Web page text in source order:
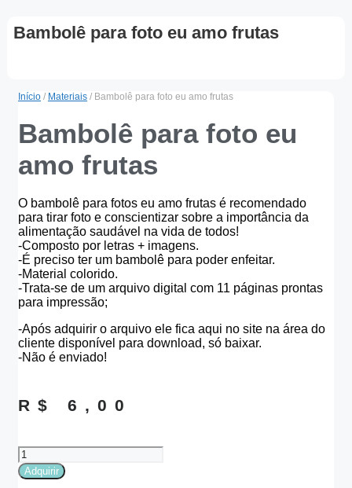
Bambolê para foto eu amo frutas
Início / Materiais / Bambolê para foto eu amo frutas
Bambolê para foto eu
amo frutas
O bambolê para fotos eu amo frutas é recomendado
para tirar foto e conscientizar sobre a importância da
alimentação saudável na vida de todos!
-Composto por letras + imagens.
-É preciso ter um bambolê para poder enfeitar.
-Material colorido.
-Trata-se de um arquivo digital com 11 páginas prontas
para impressão;
-Após adquirir o arquivo ele fica aqui no site na área do
cliente disponível para download, só baixar.
-Não é enviado!
R$ 6,00
Bambolê
para
foto
Adquirir